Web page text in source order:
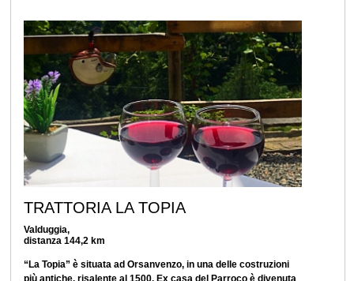
TRATTORIA LA TOPIA
Valduggia,
distanza 144,2 km
“La Topia” è situata ad Orsanvenzo, in una delle costruzioni
più antiche, risalente al 1500. Ex casa del Parroco è divenuta